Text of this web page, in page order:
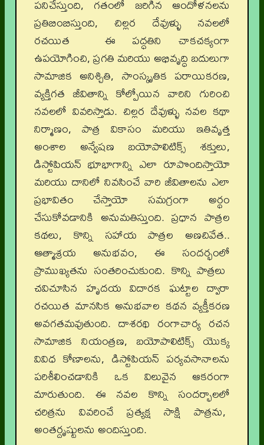
పనిచేస్తుంది, గతంలో జరిగిన ఆందోళనలను
ప్రతిబింబిస్తుంది, చిల్లర దేవుళ్ళు నవలలో
రచయిత ఈ పద్ధతిని చాకచక్యంగా
ఉపయోగించి, ప్రగతి మరియు అభివృద్ధి బదులుగా
సామాజిక అనిశ్చితి, సాంస్కృతిక పరాయికరణ,
వ్యక్తిగత జీవితాన్ని కోల్పోయిన వారిని గురించి
నవలలో వివరిస్తాడు. చిల్లర దేవుళ్ళు నవల కథా
నిర్మాణం, పాత్ర వికాసం మరియు ఇతివృత్త
అంశాల అన్వేషణ బయోపాలిటిక్స్ శక్తులు,
డిస్టోపియన్ భూభాగాన్ని ఎలా రూపొందిస్తాయో
మరియు దానిలో నివసించే వారి జీవితాలను ఎలా
ప్రభావితం చేస్తాయో సమగ్రంగా అర్థం
చేసుకోవడానికి అనుమతిస్తుంది. ప్రధాన పాత్రల
కథలు, కొన్ని సహాయ పాత్రల అణచివేత..
ఆత్మాశ్రయ అనుభవం, ఈ సందర్భంలో
ప్రాముఖ్యతను సంతరించుకుంది. కొన్ని పాత్రలు
చవిచూసిన హృదయ విదారక ఘట్టాల ద్వారా
రచయిత మానసిక అనుభవాల కథన వ్యక్తీకరణ
అవగతమవుతుంది. దాశరథి రంగాచార్య రచన
సామాజిక నియంత్రణ, బయోపాలిటిక్స్ యొక్క
వివిధ కోణాలను, డిస్టోపియన్ పర్యవసానాలను
పరిశీలించడానికి ఒక విలువైన ఆకరంగా
మారుతుంది. ఈ నవల కొన్ని సందర్భాలలో
చరిత్రను వివరించే ప్రత్యక్ష సాక్షి పాత్రను,
అంతర్దృష్టులను అందిస్తుంది.